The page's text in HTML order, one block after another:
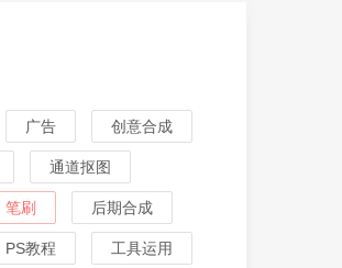
广告 创意合成
通道抠图
笔刷 后期合成
PS教程 工具运用